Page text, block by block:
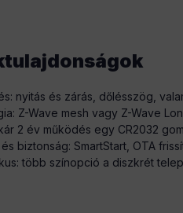
nyitás és zárás, dőlésszög,
Z-Wave mesh vagy Z-Wave
2 év működés egy CR2032
biztonság: SmartStart, OTA
több színopció a diszkrét